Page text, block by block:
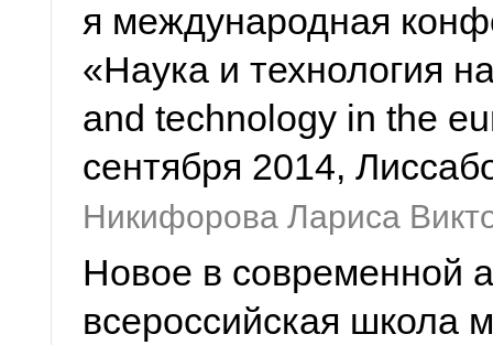
я международная
«Наука и технология
and technology in the
сентября 2014,
Никифорова Лариса
Новое в современной
всероссийская школа